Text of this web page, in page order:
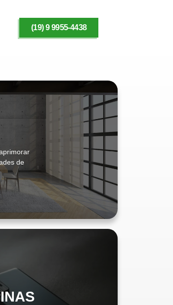
(19) 9 9955-4438
de